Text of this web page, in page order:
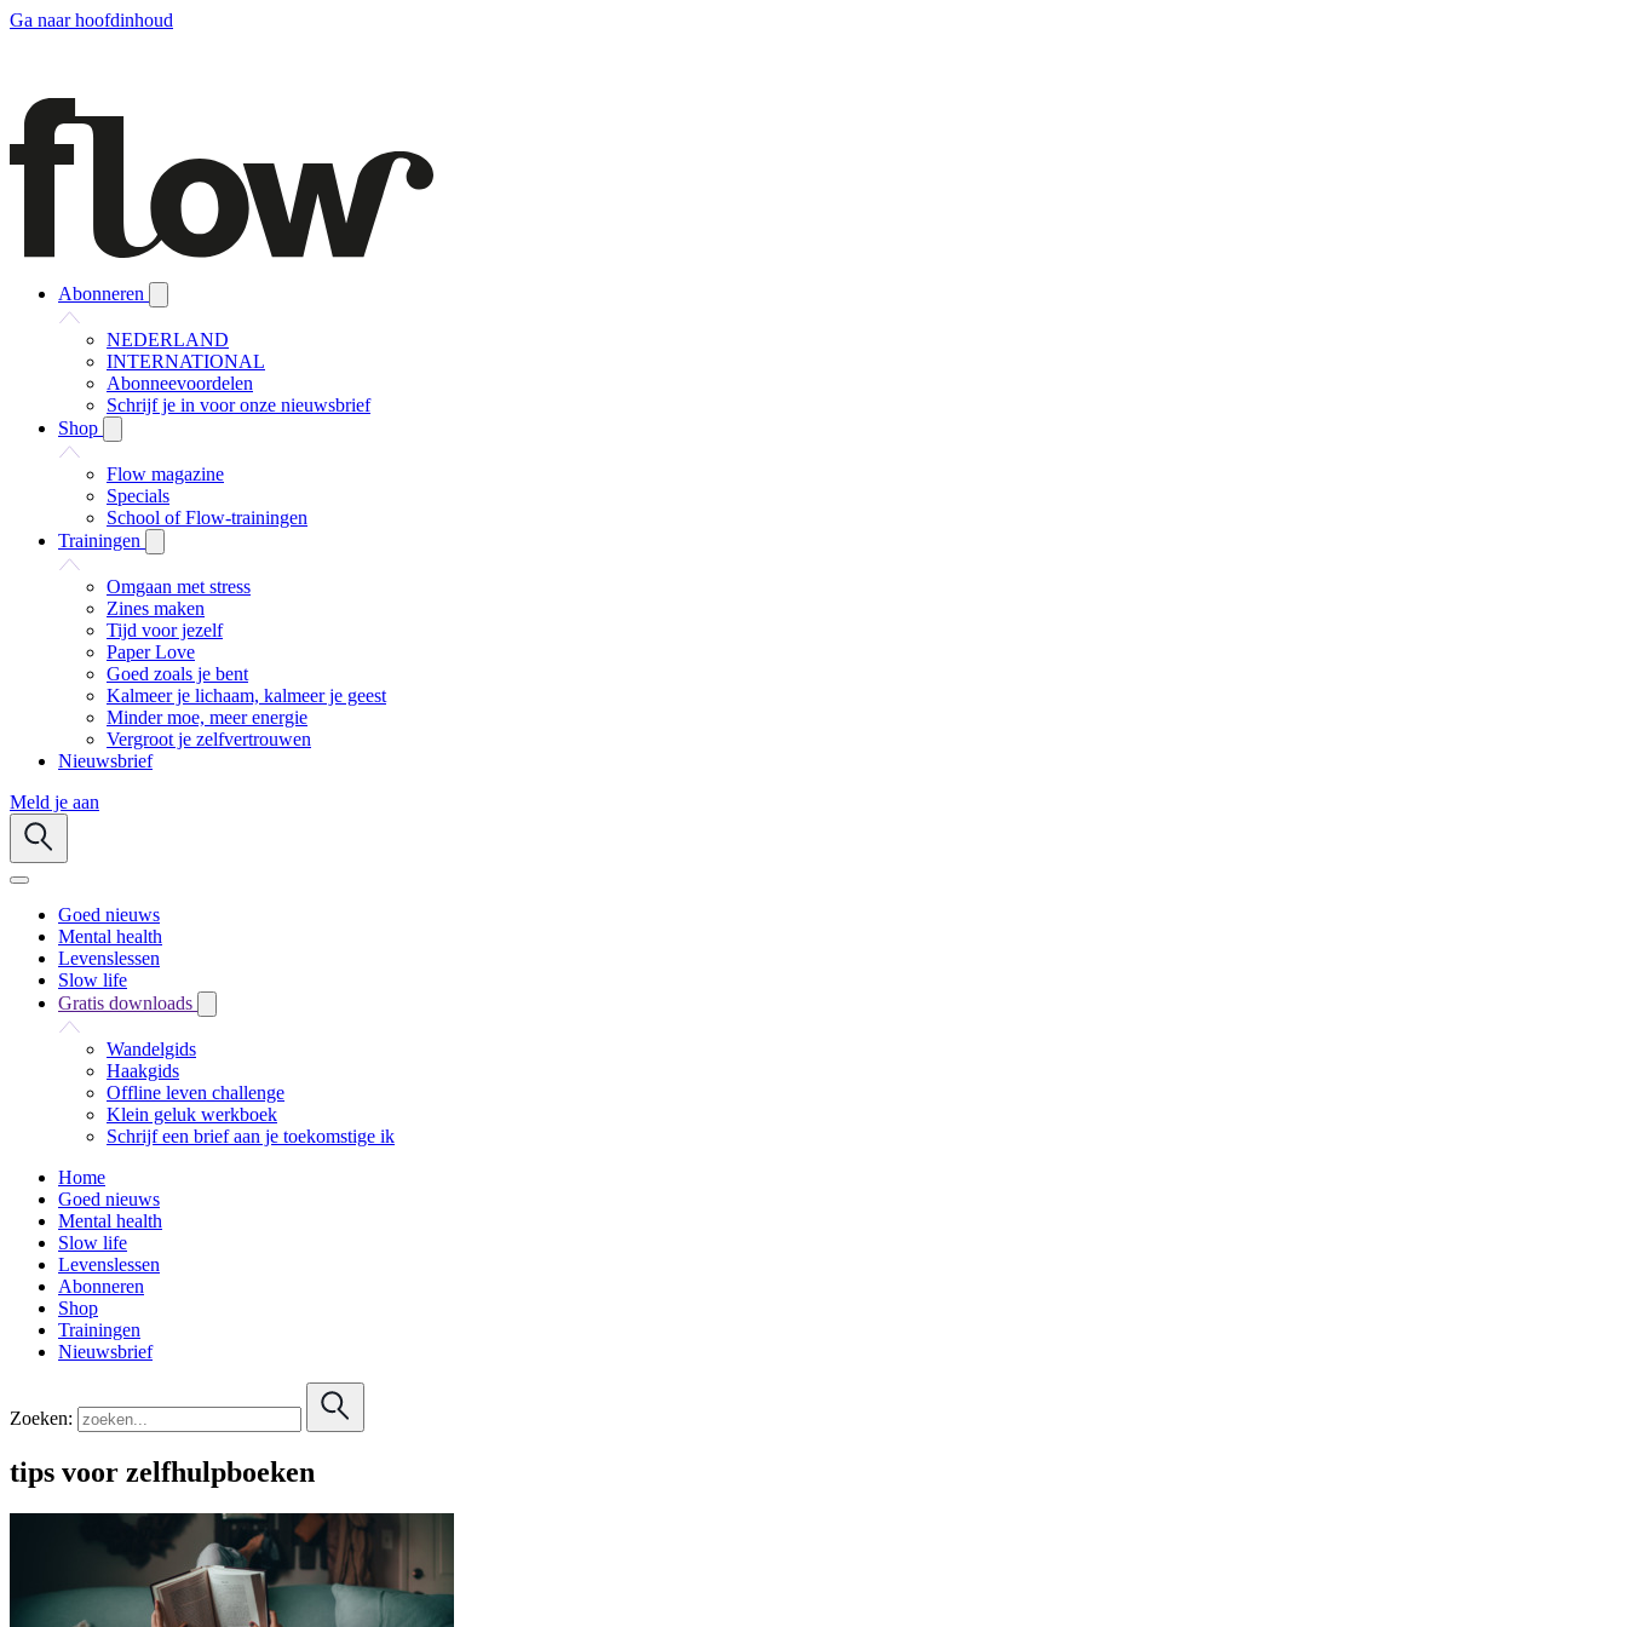
Ga naar hoofdinhoud
Abonneren
NEDERLAND
INTERNATIONAL
Abonneevoordelen
Schrijf je in voor onze nieuwsbrief
Shop
Flow magazine
Specials
School of Flow-trainingen
Trainingen
Omgaan met stress
Zines maken
Tijd voor jezelf
Paper Love
Goed zoals je bent
Kalmeer je lichaam, kalmeer je geest
Minder moe, meer energie
Vergroot je zelfvertrouwen
Nieuwsbrief
Meld je aan
Goed nieuws
Mental health
Levenslessen
Slow life
Gratis downloads
Wandelgids
Haakgids
Offline leven challenge
Klein geluk werkboek
Schrijf een brief aan je toekomstige ik
Home
Goed nieuws
Mental health
Slow life
Levenslessen
Abonneren
Shop
Trainingen
Nieuwsbrief
Zoeken:
tips voor zelfhulpboeken